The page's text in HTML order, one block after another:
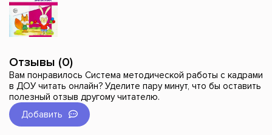
Отзывы (0)
Вам понравилось Система методической работы с кадрами
в ДОУ читать онлайн? Уделите пару минут, что бы оставить
полезный отзыв другому читателю.
Добавить